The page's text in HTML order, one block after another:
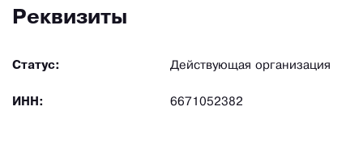
Реквизиты
Статус: Действующая организация
ИНН: 6671052382